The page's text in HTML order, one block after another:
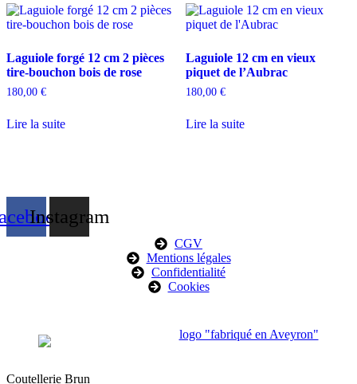
Laguiole forgé 12 cm 2 pièces
tire-bouchon bois de rose
180,00 €
Lire la suite
Laguiole 12 cm en vieux
piquet de l’Aubrac
180,00 €
Lire la suite
Instagram
CGV
Mentions légales
Confidentialité
Cookies
Coutellerie Brun